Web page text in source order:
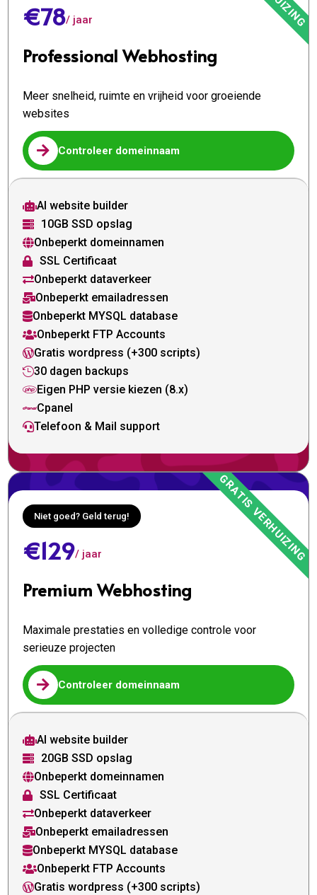
€78/ jaar
Professional Webhosting
Meer snelheid, ruimte en vrijheid voor groeiende
websites
 Controleer domeinnaam
AI website builder
 10GB SSD opslag
Onbeperkt domeinnamen
 SSL Certificaat
Onbeperkt dataverkeer
Onbeperkt emailadressen
Onbeperkt MYSQL database
Onbeperkt FTP Accounts
Gratis wordpress (+300 scripts)
30 dagen backups
Eigen PHP versie kiezen (8.x)
Cpanel
Telefoon & Mail support
Niet goed? Geld terug!
€129/ jaar
Premium Webhosting
Maximale prestaties en volledige controle voor
serieuze projecten
 Controleer domeinnaam
AI website builder
 20GB SSD opslag
Onbeperkt domeinnamen
 SSL Certificaat
Onbeperkt dataverkeer
Onbeperkt emailadressen
Onbeperkt MYSQL database
Onbeperkt FTP Accounts
Gratis wordpress (+300 scripts)